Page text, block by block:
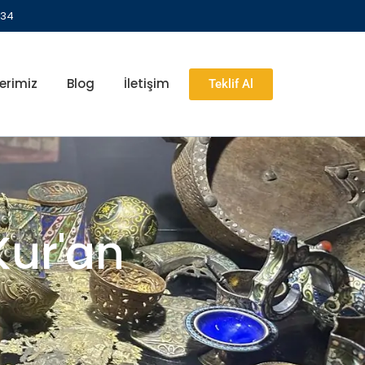
Blog İletişim Teklif Al